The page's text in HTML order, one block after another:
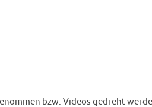
bzw. Videos gedreht